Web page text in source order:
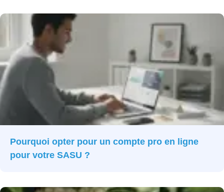
Pourquoi opter pour un compte pro en ligne
pour votre SASU ?